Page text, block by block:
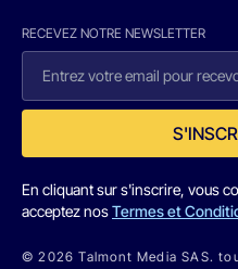
RECEVEZ NOTRE NEWSLETTER
En cliquant sur s'inscrire, vous
acceptez nosTermes et
© 2026 Talmont Media SAS.